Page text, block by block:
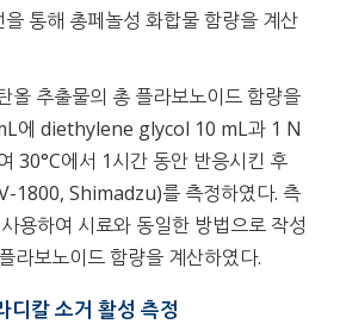
통해 총페놀성 화합물 함량을 계산
올 추출물의 총 플라보노이드 함량을
에 diethylene glycol 10 mL과 1 N
30°C에서 1시간 동안 반응시킨 후
1800, Shimadzu)를 측정하였다. 측
용하여 시료와 동일한 방법으로 작성
라보노이드 함량을 계산하였다.
디칼 소거 활성 측정